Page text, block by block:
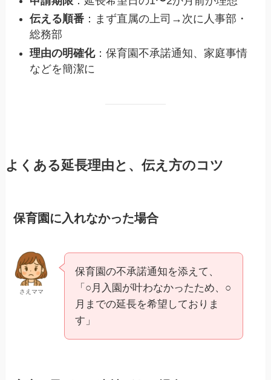
伝える順番 ：まず直属の上司→次に人事部・
総務部
理由の明確化：保育園不承諾通知、家庭事情
などを簡潔に
よくある延長理由と、伝え方のコツ
保育園に入れなかった場合
さえママ
保育園の不承諾通知を添えて、
「○月入園が叶わなかったため、○
月までの延長を希望しておりま
す」